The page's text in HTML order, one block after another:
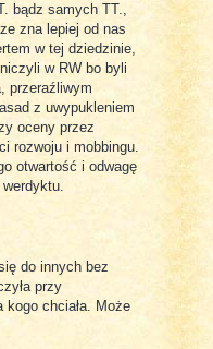
bądz samych TT.,
zna lepiej od nas
w tej dziedzinie,
w RW bo byli
przeraźliwym
z uwypukleniem
oceny przez
rozwoju i mobbingu.
otwartość i odwagę
do innych bez
przy
kogo chciała. Może